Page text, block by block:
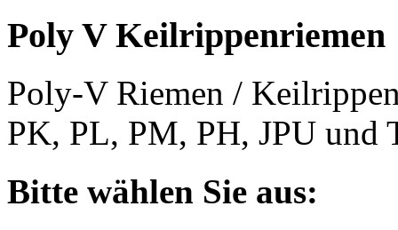
Poly V Keilrippenriemen
Poly-V Riemen /
PK, PL, PM, PH, JPU und
Bitte wählen Sie aus: